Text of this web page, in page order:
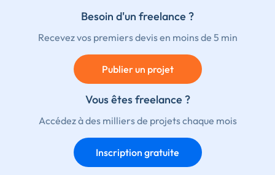
Besoin d'un freelance ?
Recevez vos premiers devis en moins de 5 min
Publier un projet
Vous êtes freelance ?
Accédez à des milliers de projets chaque mois
Inscription gratuite